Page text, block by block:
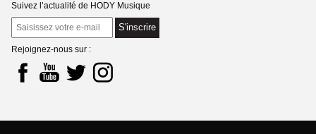
couv 2 + ps 9)
et mp3 des œuvres
Suivez l’actualité de HODY Musique
S'inscrire
Rejoignez-nous sur :